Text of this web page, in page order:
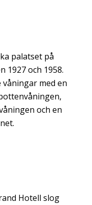
palatset på
1927 och 1958.
med en
och en
Hotell slog